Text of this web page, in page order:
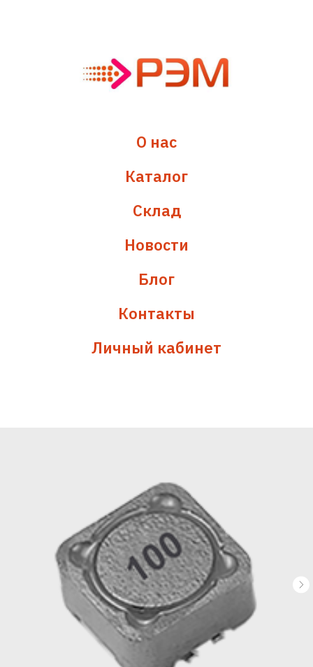
О нас
Каталог
Склад
Новости
Блог
Контакты
Личный кабинет